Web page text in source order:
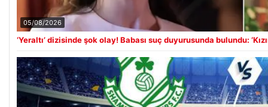
05/08/2026
‘Yeraltı’ dizisinde şok olay! Babası suç duyurusunda bulundu: